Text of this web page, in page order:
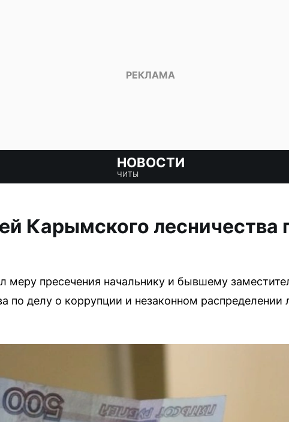
НОВОСТИ
ЧИТЫ
Карымского лесничества
меру пресечения начальнику и бывшему
по делу о коррупции и незаконном распределении